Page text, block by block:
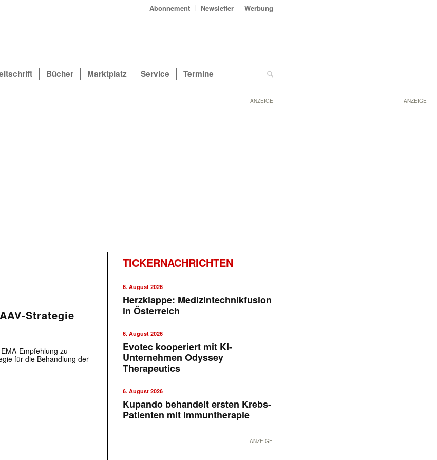
ANZEIGE
Abonnement Newsletter Werbung
Bücher Marktplatz Service Termine
ANZEIGE
Strategie
Empfehlung zu
für die Behandlung der
TICKERNACHRICHTEN
6. August 2026
Herzklappe: Medizintechnikfusion
in Österreich
6. August 2026
Evotec kooperiert mit KI-
Unternehmen Odyssey
Therapeutics
6. August 2026
Kupando behandelt ersten Krebs-
Patienten mit Immuntherapie
ANZEIGE